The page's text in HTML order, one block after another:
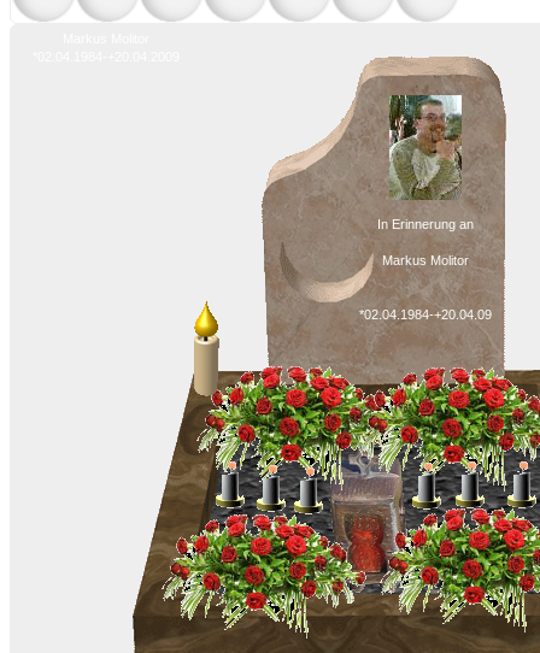
In Erinnerung an
Markus Molitor
*02.04.1984-+20.04.09